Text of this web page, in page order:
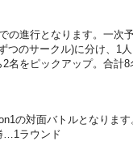
の進行となります。一次
つのサークル)に分け、1
名をピックアップ。合計
の対面バトルとなります
…1ラウンド